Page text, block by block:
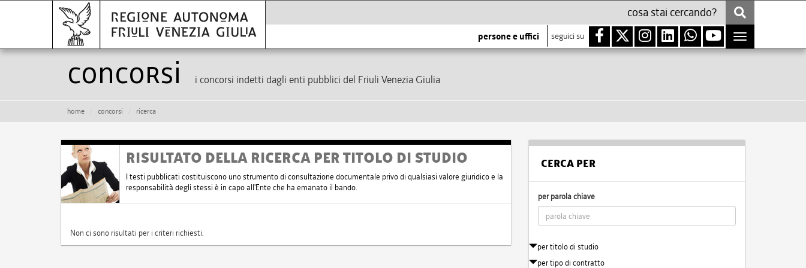
persone e uffici seguici su
Toggle
navigation
Concorsi i concorsi indetti dagli enti pubblici del Friuli Venezia Giulia
home concorsi ricerca
RISULTATO DELLA RICERCA PER TITOLO DI STUDIO
I testi pubblicati costituiscono uno strumento di consultazione documentale privo di qualsiasi valore giuridico e la
responsabilità degli stessi è in capo all'Ente che ha emanato il bando.
Non ci sono risultati per i criteri richiesti.
CERCA PER
per parola chiave
per titolo di studio
per tipo di contratto